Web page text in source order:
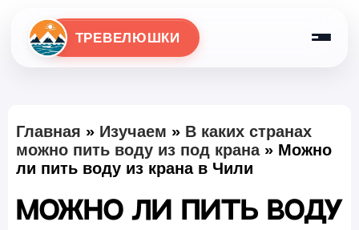
ТРЕВЕЛЮШКИ
Главная » Изучаем » В каких странах
можно пить воду из под крана» Можно
ли пить воду из крана в Чили
Можно ли пить воду